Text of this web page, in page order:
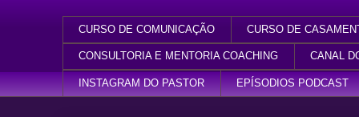
CURSO DE COMUNICAÇÃO CURSO DE
CONSULTORIA E MENTORIA COACHING CANAL
INSTAGRAM DO PASTOR EPÍSODIOS PODCAST